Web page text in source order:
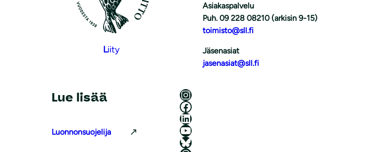
Liity
Asiakaspalvelu
Puh. 09 228 08210 (arkisin 9-15)
toimisto@sll.fi
Jäsenasiat
jasenasiat@sll.fi
Lue lisää
Luonnonsuojelija
Luonnonsuojeluliitto Instagramissa
Luonnonsuojeluliitto Facebookissa
Luonnonsuojeluliitto LinkedInissä
Luonnonsuojeluliiton YouTube-kanava
Luonnonsuojeluliitto Blueskyssa